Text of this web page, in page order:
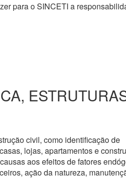
para o SINCETI a
civil, como identificação de
lojas, apartamentos e
aos efeitos de fatores
ação da natureza,